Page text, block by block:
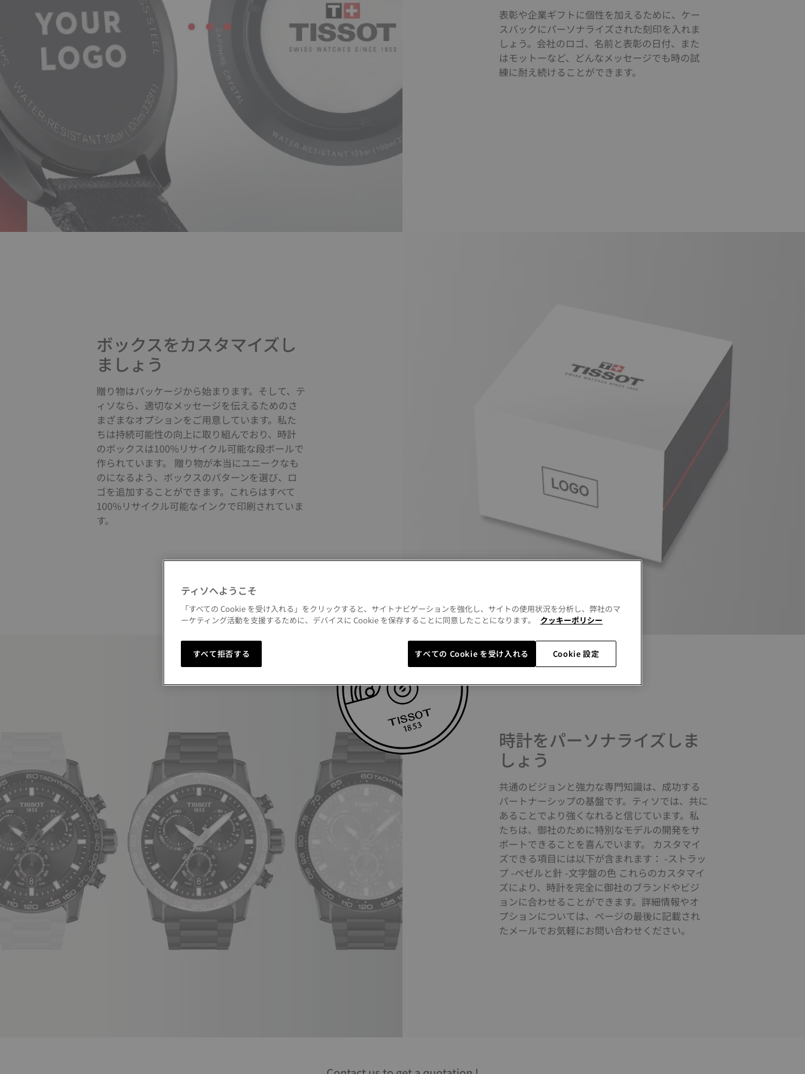
表彰や企業ギフトに個性を加えるために、ケー
スバックにパーソナライズされた刻印を入れま
しょう。会社のロゴ、名前と表彰の日付、また
はモットーなど、どんなメッセージでも時の試
練に耐え続けることができます。
ボックスをカスタマイズし
ましょう
贈り物はパッケージから始まります。そして、テ
ィソなら、適切なメッセージを伝えるためのさ
まざまなオプションをご用意しています。私た
ちは持続可能性の向上に取り組んでおり、時計
のボックスは100%リサイクル可能な段ボールで
作られています。 贈り物が本当にユニークなも
のになるよう、ボックスのパターンを選び、ロ
ゴを追加することができます。これらはすべて
100%リサイクル可能なインクで印刷されていま
す。
時計をパーソナライズしま
しょう
共通のビジョンと強力な専門知識は、成功する
パートナーシップの基盤です。ティソでは、共に
あることでより強くなれると信じています。私
たちは、御社のために特別なモデルの開発をサ
ポートできることを喜んでいます。 カスタマイ
ズできる項目には以下が含まれます： -ストラッ
プ -ベゼルと針 -文字盤の色 これらのカスタマイ
ズにより、時計を完全に御社のブランドやビジ
ョンに合わせることができます。詳細情報やオ
プションについては、ページの最後に記載され
たメールでお気軽にお問い合わせください。
ティソへようこそ
「すべての Cookie を受け入れる」をクリックすると、サイトナビゲーションを強化し、サイトの使用状況を分析し、弊社のマ
ーケティング活動を支援するために、デバイスに Cookie を保存することに同意したことになります。
クッキーポリシー
Cookie 設定
すべて拒否する すべての Cookie を受け入れる